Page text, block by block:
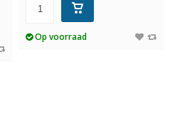
Op voorraad